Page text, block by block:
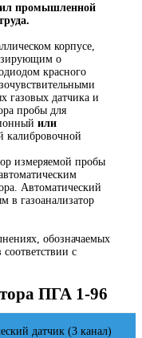
промышленной
корпусе,
о
красного
газовых датчика и
пробы для
или
измеряемой пробы
Автоматический
в газоанализатор
обозначаемых
с
ПГА 1-96
датчик (3 канал)